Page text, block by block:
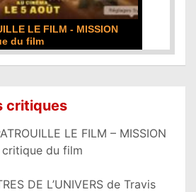
FRANÇAISE : la critique du
critiques
LE FILM – MISSION
critique du film
DE L’UNIVERS de Travis